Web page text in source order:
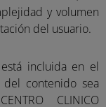
y volumen
del usuario.
incluida en el
contenido sea
CLINICO